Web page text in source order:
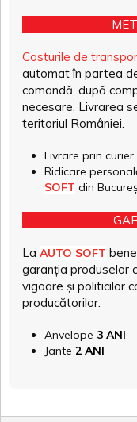
Costurile de
automat în partea
comandă, după
necesare. Livrarea
teritoriul României.
Livrare prin
Ridicare
SOFT din
La AUTO SOFT
garanția produselor
vigoare și politicilor
producătorilor.
Anvelope 3 ANI
Jante 2 ANI